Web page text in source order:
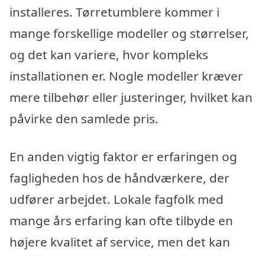
installeres. Tørretumblere kommer i
mange forskellige modeller og størrelser,
og det kan variere, hvor kompleks
installationen er. Nogle modeller kræver
mere tilbehør eller justeringer, hvilket kan
påvirke den samlede pris.
En anden vigtig faktor er erfaringen og
fagligheden hos de håndværkere, der
udfører arbejdet. Lokale fagfolk med
mange års erfaring kan ofte tilbyde en
højere kvalitet af service, men det kan